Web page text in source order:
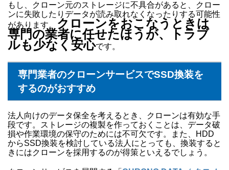
もし、クローン元のストレージに不具合があると、クロー
ンに失敗したりデータが読み取れなくなったりする可能性
があります。
クローンをおこなうときは
専門の業者に任せたほうが、トラブ
ルも少なく安心です。
専門業者のクローンサービスでSSD換装を
するのがおすすめ
法人向けのデータ保全を考えるとき、クローンは有効な手
段です。ストレージの複製を作っておくことは、データ破
損や作業環境の保守のためには不可欠です。また、HDD
からSSD換装を検討している法人にとっても、換装すると
きにはクローンを採用するのが得策といえるでしょう。